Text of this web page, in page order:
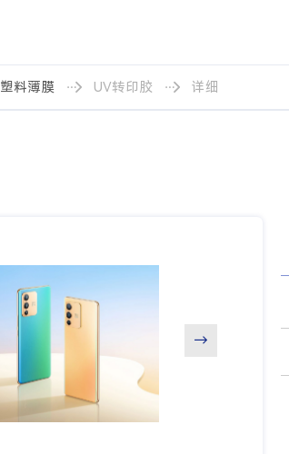
塑料薄膜 UV转印胶 详细
→